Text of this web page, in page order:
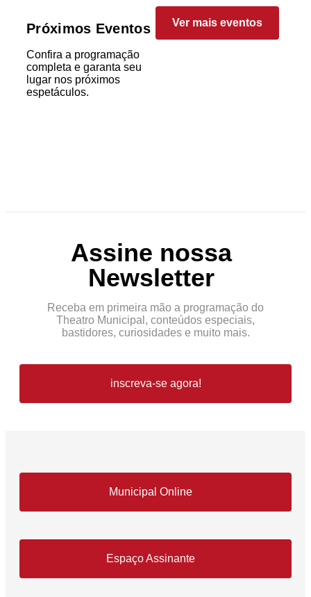
Próximos Eventos
Confira a programação
completa e garanta seu
lugar nos próximos
espetáculos.
Ver mais eventos
Assine nossa
Newsletter
Receba em primeira mão a programação do
Theatro Municipal, conteúdos especiais,
bastidores, curiosidades e muito mais.
inscreva-se agora!
Municipal Online
Espaço Assinante